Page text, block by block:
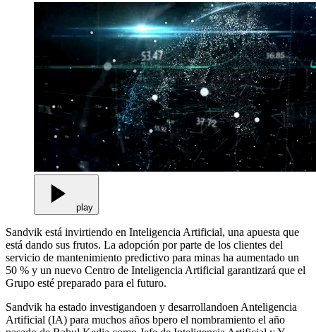
play
Sandvik está invirtiendo en Inteligencia Artificial, una apuesta que
está dando sus frutos. La adopción por parte de los clientes del
servicio de mantenimiento predictivo para minas ha aumentado un
50 % y un nuevo Centro de Inteligencia Artificial garantizará que el
Grupo esté preparado para el futuro.
Sandvik ha estado investigandoen y desarrollandoen Anteligencia
Artificial (IA) para muchos años bpero el nombramiento el año